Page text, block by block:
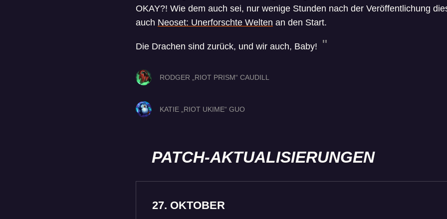
OKAY?! Wie dem auch sei, nur wenige Stunden nach der Veröffentlichung
auch Neoset: Unerforschte Welten an den Start.
Die Drachen sind zurück, und wir auch, Baby!
RODGER „RIOT PRISM“ CAUDILL
KATIE „RIOT UKIME“ GUO
PATCH-AKTUALISIERUNGEN
27. OKTOBER